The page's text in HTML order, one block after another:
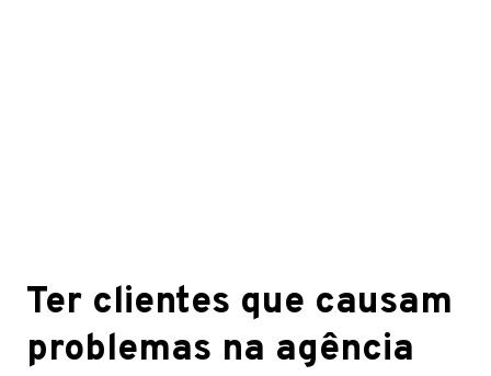
Ter clientes que causam
problemas na agência